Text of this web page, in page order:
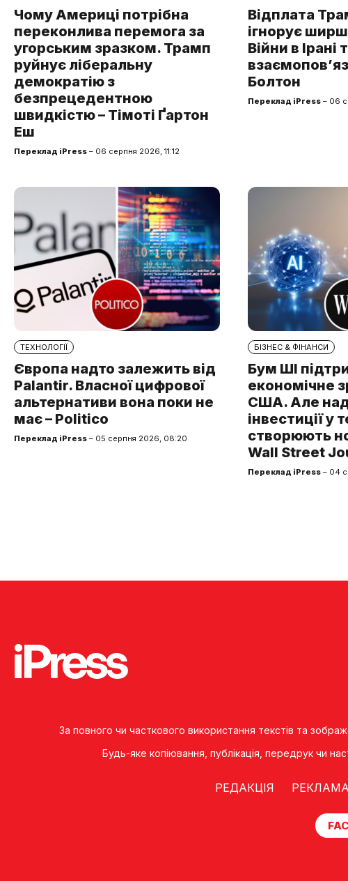
Чому Америці потрібна
переконлива перемога за
угорським зразком. Трамп
руйнує ліберальну
демократію з
безпрецедентною
швидкістю – Тімоті Ґартон
Еш
Переклад iPress – 06 серпня 2026, 11:12
Відплата
ігнорує
Війни в Ірані
Болтон
Переклад iPress – 06
ТЕХНОЛОГІЇ
Європа надто залежить від
Palantir. Власної цифрової
альтернативи вона поки не
має – Politico
Переклад iPress – 05 серпня 2026, 08:20
БІЗНЕС & ФІНАНСИ
Бум ШІ
економічне
США. Але
інвестиції у
створюють
Wall Street
Переклад iPress – 04
За повного чи часткового використання текстів та
Будь-яке копiювання, публiкацiя, передрук чи
РЕДАКЦІЯ РЕКЛАМА